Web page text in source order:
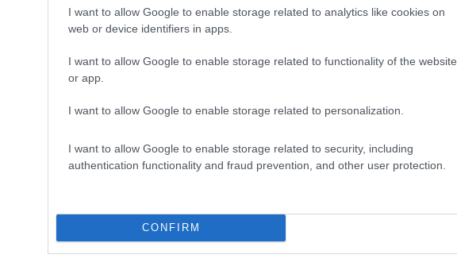
I want to allow Google to enable storage related to analytics like cookies on
web or device identifiers in apps.
I want to allow Google to enable storage related to functionality of the website
or app.
I want to allow Google to enable storage related to personalization.
I want to allow Google to enable storage related to security, including
authentication functionality and fraud prevention, and other user protection.
CONFIRM
is kedveskedik, hiszen bejelentettek egy 12 klasszikus Rare-
amelyben olyan címek kaptak helyet, mint a Jetpac, az Atic Atac, a
Triangle vagy a Battletoads árkádváltozata. A gyűjtemény
án indul, így a stúdió 40. születésnapja a régi rajongók számára is
mozgást az új balatoni kardioösvény (X)
nyílt Balatonalmádiban.